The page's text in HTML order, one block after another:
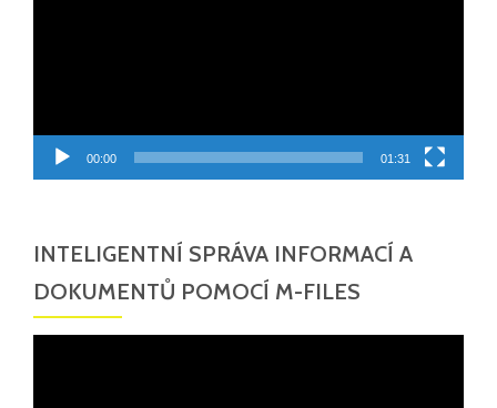
00:00 01:31
INTELIGENTNÍ SPRÁVA INFORMACÍ A
DOKUMENTŮ POMOCÍ M-FILES